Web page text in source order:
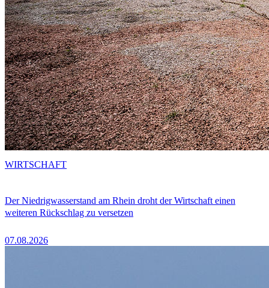
Der Niedrigwasserstand am Rhein droht der Wirtschaft einen
weiteren Rückschlag zu versetzen
07.08.2026
WIRTSCHAFT